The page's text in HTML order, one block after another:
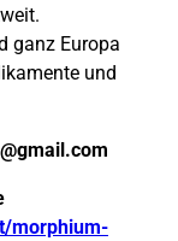
ganz Europa
und
morphium-